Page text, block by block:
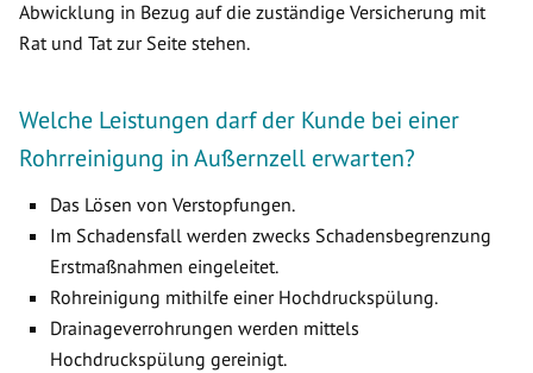
Abwicklung in Bezug auf die zuständige Versicherung mit
Rat und Tat zur Seite stehen.
Welche Leistungen darf der Kunde bei einer
Rohrreinigung in Außernzell erwarten?
Das Lösen von Verstopfungen.
Im Schadensfall werden zwecks Schadensbegrenzung
Erstmaßnahmen eingeleitet.
Rohreinigung mithilfe einer Hochdruckspülung.
Drainageverrohrungen werden mittels
Hochdruckspülung gereinigt.